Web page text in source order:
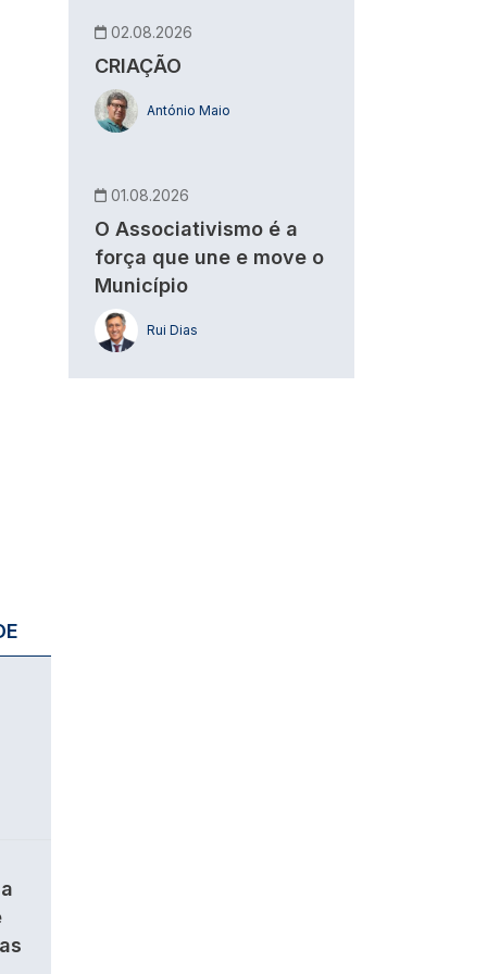
02.08.2026
CRIAÇÃO
António Maio
01.08.2026
O Associativismo é a
força que une e move o
Município
Rui Dias